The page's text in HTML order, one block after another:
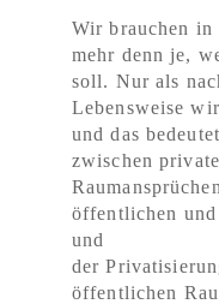
Wir brauchen
mehr denn je,
soll. Nur als
Lebensweise
und das
zwischen
öffentlichen
und
der
öffentlichen